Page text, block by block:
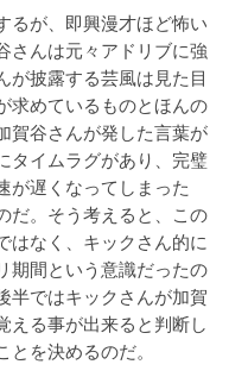
るが、即興漫才ほど怖い
さんは元々アドリブに強
が披露する芸風は見た目
求めているものとほんの
賀谷さんが発した言葉が
タイムラグがあり、完璧
が遅くなってしまった
だ。そう考えると、この
はなく、キックさん的に
期間という意識だったの
半ではキックさんが加賀
える事が出来ると判断し
を決めるのだ。